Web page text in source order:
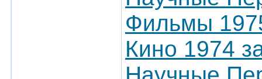
Фильмы
Кино 1974